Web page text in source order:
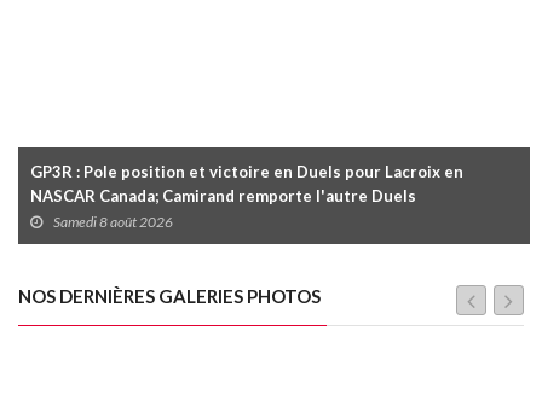
GP3R : Pole position et victoire en Duels pour Lacroix en
NASCAR Canada; Camirand remporte l'autre Duels
Samedi 8 août 2026
NOS DERNIÈRES GALERIES PHOTOS